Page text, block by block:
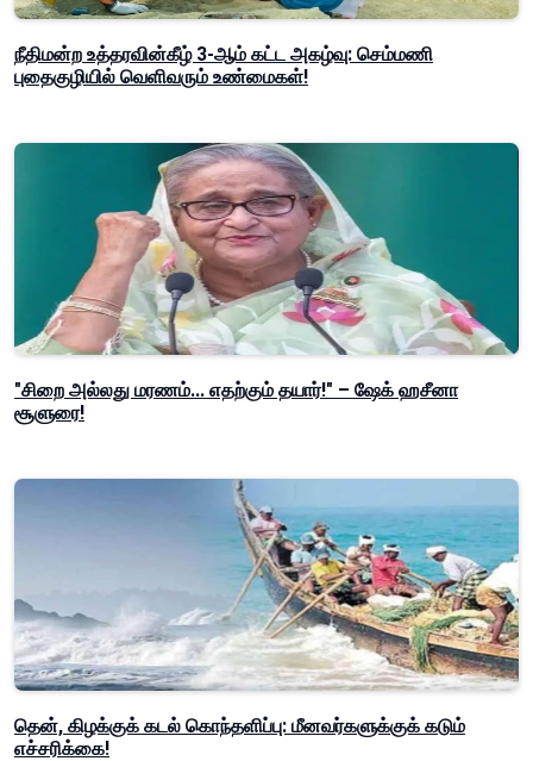
நீதிமன்ற உத்தரவின்கீழ் 3-ஆம் கட்ட அகழ்வு: செம்மணி
புதைகுழியில் வெளிவரும் உண்மைகள்!
"சிறை அல்லது மரணம்... எதற்கும் தயார்!" – ஷேக் ஹசீனா
சூளுரை!
தென், கிழக்குக் கடல் கொந்தளிப்பு: மீனவர்களுக்குக் கடும்
எச்சரிக்கை!